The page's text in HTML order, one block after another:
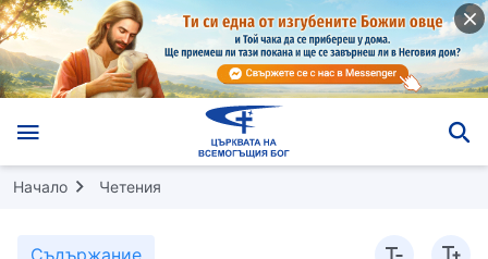
Начало Четения
Съдържание